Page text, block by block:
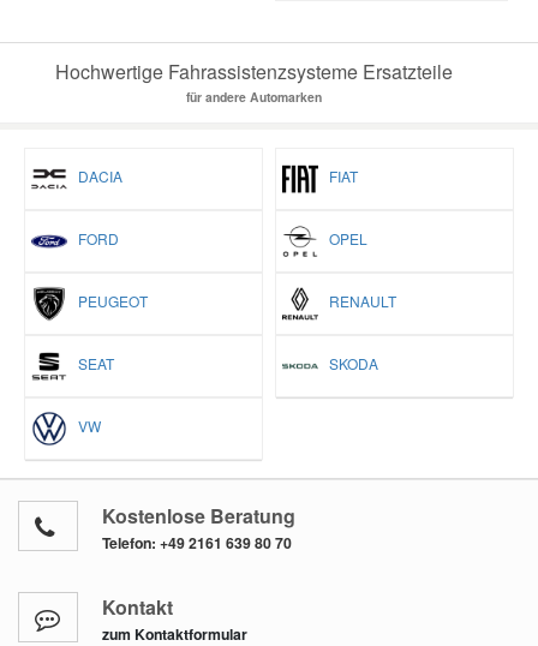
Hochwertige Fahrassistenzsysteme Ersatzteile
für andere Automarken
DACIA FIAT
FORD OPEL
PEUGEOT RENAULT
SEAT SKODA
VW
Kostenlose Beratung
Telefon: +49 2161 639 80 70
Kontakt
zum Kontaktformular